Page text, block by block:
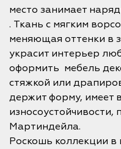
место занимает
. Ткань с мягким
меняющая оттенки в
украсит интерьер
оформить мебель
стяжкой или
держит форму, имеет
Мартиндейла.
Роскошь коллекции